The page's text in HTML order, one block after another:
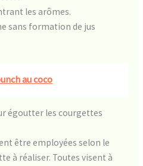
les arômes.
sans formation de jus
au coco
égoutter les courgettes
être employées selon le
à réaliser. Toutes visent à